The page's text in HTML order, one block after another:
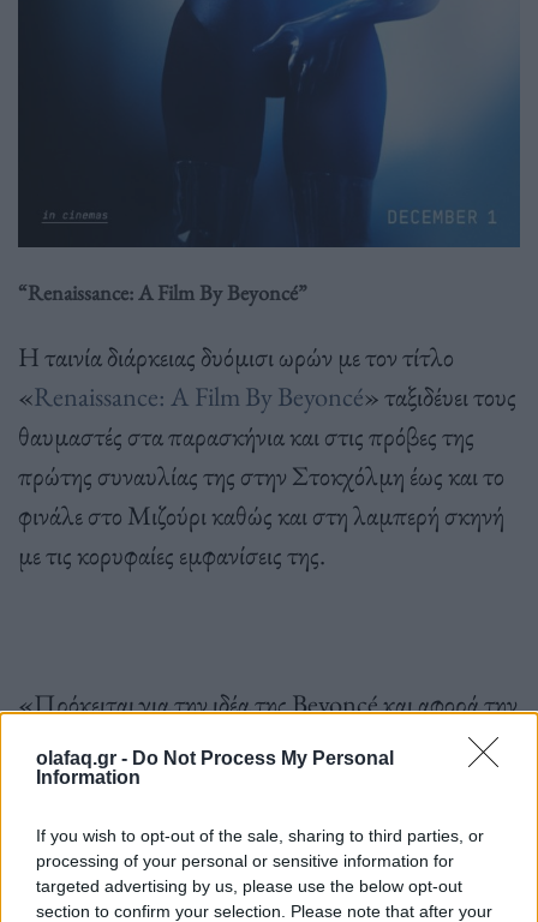
olafaq.gr - Do Not Process My Personal
Information
If you wish to opt-out of the sale, sharing to third parties, or
processing of your personal or sensitive information for
targeted advertising by us, please use the below opt-out
section to confirm your selection. Please note that after your
“Renaissance: A Film By Beyoncé”
Η ταινία διάρκειας δυόμισι ωρών με τον τίτλο
«Renaissance: A Film By Beyoncé» ταξιδέυει τους
θαυμαστές στα παρασκήνια και στις πρόβες της
πρώτης συναυλίας της στην Στοκχόλμη έως και το
φινάλε στο Μιζούρι καθώς και στη λαμπερή σκηνή
με τις κορυφαίες εμφανίσεις της.
«Πρόκειται για την ιδέα της Beyoncé και αφορά την
παρουσίαση της σκληρής δουλειάς, τη συμμετοχή
της σε κάθε πτυχή της παραγωγής, το δημιουργικό
της μυαλό και το σκοπό της να δημιουργήσει την
«κληρονομιά» της αλλά και να καταξιωθεί στην
τέχνη της» αναφέρεται στην σύνοψη.